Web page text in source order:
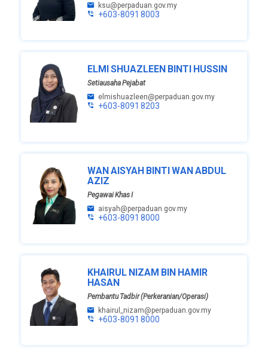
ksu@perpaduan.gov.my
+603-8091 8003
ELMI SHUAZLEEN BINTI HUSSIN
Setiausaha Pejabat
elmishuazleen@perpaduan.gov.my
+603-8091 8203
WAN AISYAH BINTI WAN ABDUL
AZIZ
Pegawai Khas I
aisyah@perpaduan.gov.my
+603-8091 8000
KHAIRUL NIZAM BIN HAMIR
HASAN
Pembantu Tadbir (Perkeranian/Operasi)
khairul_nizam@perpaduan.gov.my
+603-8091 8000